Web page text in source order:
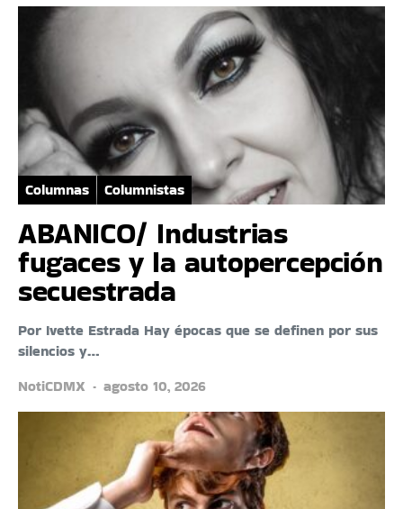
Columnas Columnistas
ABANICO/ Industrias
fugaces y la autopercepción
secuestrada
Por Ivette Estrada Hay épocas que se definen por sus
silencios y…
NotiCDMX
agosto 10, 2026